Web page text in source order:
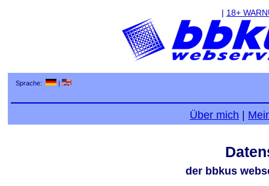
| 18+
Sprache: |
Über mich
der bbkus